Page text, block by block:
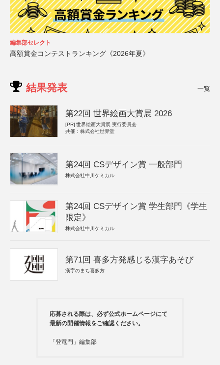
編集部セレクト
高額賞金コンテストランキング《2026年夏》
結果発表 一覧
第22回 世界絵画大賞展 2026
[PR] 世界絵画大賞展 実行委員会
共催：株式会社世界堂
第24回 CSデザイン賞 一般部門
株式会社中川ケミカル
第24回 CSデザイン賞 学生部門《学生
限定》
株式会社中川ケミカル
第71回 喜多方発感じる漢字あそび
漢字のまち喜多方
応募される際は、必ず公式ホームページにて
最新の開催情報をご確認ください。
「登竜門」編集部